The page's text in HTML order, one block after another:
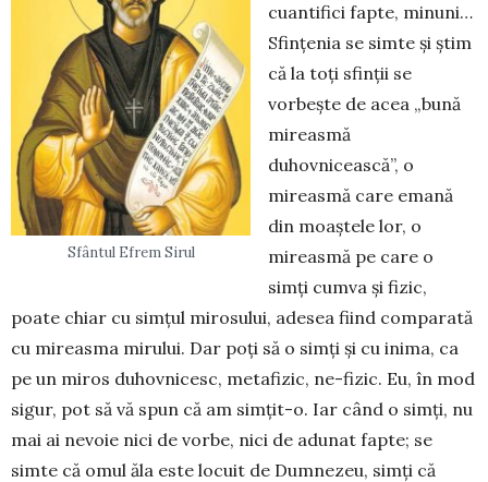
Sfântul Efrem Sirul
cuantifici fapte, minuni…
Sfinţenia se simte și știm
că la toți sfinții se
vorbește de acea „bună
mireasmă
duhovnicească”, o
mireasmă care emană
din moaștele lor, o
mireasmă pe care o
simţi cumva şi fizic,
poate chiar cu simţul mirosului, adesea fiind comparată
cu mireasma mirului. Dar poţi să o simţi și cu inima, ca
pe un miros duhovnicesc, metafizic, ne-fizic. Eu, în mod
sigur, pot să vă spun că am simţit-o. Iar când o simți, nu
mai ai nevoie nici de vorbe, nici de adunat fapte; se
simte că omul ăla este locuit de Dumnezeu, simţi că